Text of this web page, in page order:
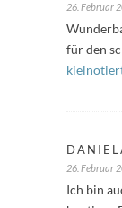
26. Februar
für den
26. Februar
Ich bin